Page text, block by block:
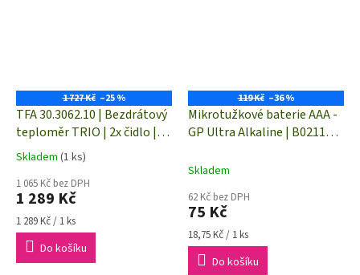
1 727 Kč –25 %
TFA 30.3062.10 | Bezdrátový
teploměr TRIO | 2x čidlo |
dosah až 100 m
Průměrné
hodnocení
produktu
je
5,0
z
hvězdiček.
Skladem (1 ks)
1 065 Kč bez DPH
1 289 Kč
Měrná
cena:
1 289 Kč / 1 ks
Do košíku
119 Kč –36 %
Mikrotužkové baterie AAA -
GP Ultra Alkaline | B02114 |
Skladem
62 Kč bez DPH
75 Kč
Měrná
cena:
18,75 Kč / 1 ks
Do košíku